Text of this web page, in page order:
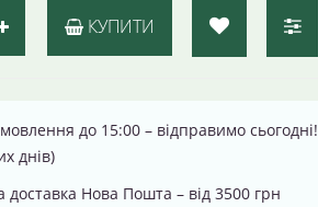
КУПИТИ
до 15:00 – відправимо сьогодні!
днів)
доставка Нова Пошта – від 3500 грн